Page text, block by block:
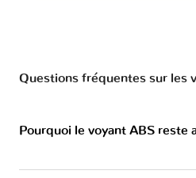
Questions fréquentes sur les
Pourquoi le voyant ABS reste